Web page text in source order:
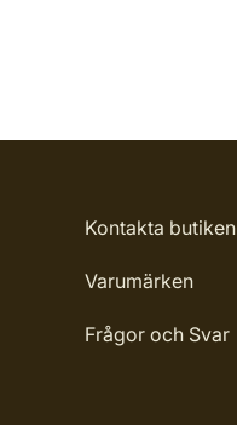
Kontakta butiken
Varumärken
Frågor och Svar